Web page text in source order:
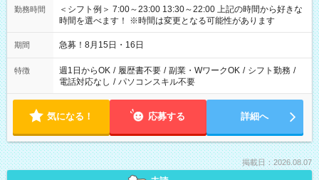
勤務時間
＜シフト例＞ 7:00～23:00 13:30～22:00 上記の時間から好きな
時間を選べます！ ※時間は変更となる可能性があります
期間 急募！8月15日・16日
特徴 週1日からOK / 履歴書不要 / 副業・WワークOK / シフト勤務 /
電話対応なし / パソコンスキル不要
気になる！ 応募する 詳細へ
掲載日：2026.08.07